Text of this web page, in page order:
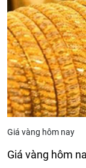
Giá vàng hôm nay
Giá vàng hôm